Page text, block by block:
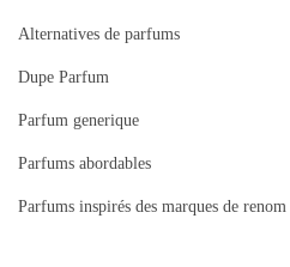
Alternatives de parfums
Dupe Parfum
Parfum generique
Parfums abordables
Parfums inspirés des marques de renom